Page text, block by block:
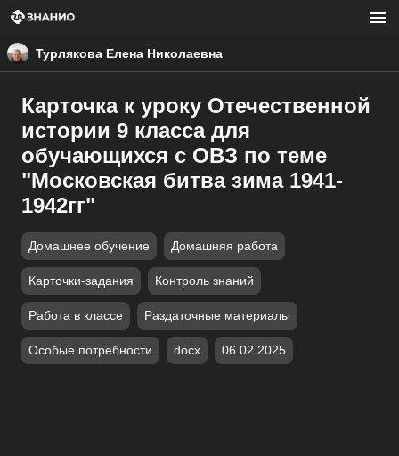
Турлякова Елена Николаевна
Карточка к уроку Отечественной
истории 9 класса для
обучающихся с ОВЗ по теме
"Московская битва зима 1941-
1942гг"
Домашнее обучение Домашняя работа
Карточки-задания Контроль знаний
Работа в классе Раздаточные материалы
Особые потребности docx 06.02.2025